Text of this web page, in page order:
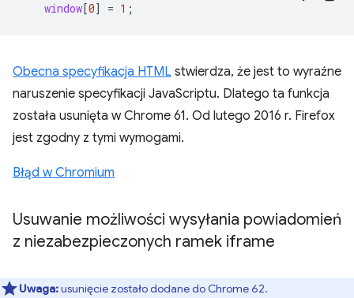
window[0] = 1 ;
Obecna specyfikacja HTML stwierdza, że jest to wyraźne
naruszenie specyfikacji JavaScriptu. Dlatego ta funkcja
została usunięta w Chrome 61. Od lutego 2016 r. Firefox
jest zgodny z tymi wymogami.
Błąd w Chromium
Usuwanie możliwości wysyłania powiadomień
z niezabezpieczonych ramek iframe
Uwaga:usunięcie zostało dodane do Chrome 62.